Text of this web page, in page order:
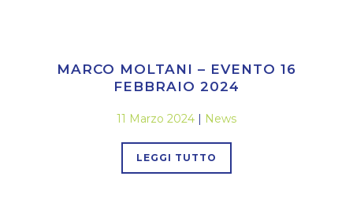
MARCO MOLTANI – EVENTO 16
FEBBRAIO 2024
11 Marzo 2024 | News
LEGGI TUTTO